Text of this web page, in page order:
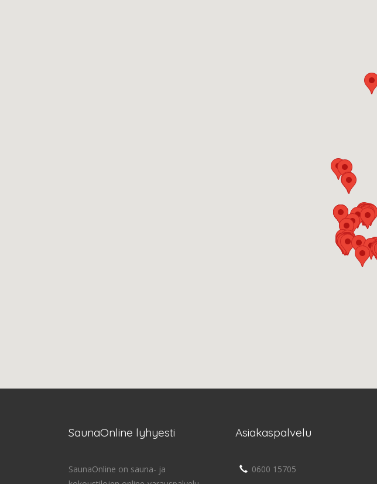
SaunaOnline lyhyesti
SaunaOnline on sauna- ja
Asiakaspalvelu
0600 15705